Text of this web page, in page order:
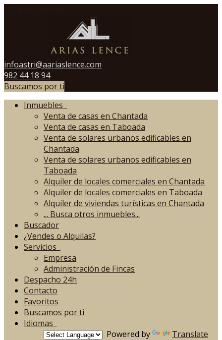
infoastri@aariaslence.com
982 44 18 94
Buscamos por ti
Inmuebles
Venta de casas en Chantada
Venta de casas en Taboada
Venta de solares urbanos edificables en
Chantada
Venta de solares urbanos edificables en
Taboada
Alquiler de locales comerciales en Chantada
Alquiler de locales comerciales en Taboada
Alquiler de viviendas turísticas en Chantada
... Busca otros inmuebles...
Buscador
¿Vendes o Alquilas?
Servicios
Empresa
Administración de Fincas
Despacho 24h
Contacto
Favoritos
Buscamos por ti
Idiomas
Powered by
Translate